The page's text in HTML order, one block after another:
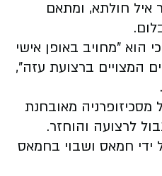
איל חולתא, ומתאם
הוא "מחויב באופן אישי
המצויים ברצועת עזה",
מאובחנת
לרצועה והוחזר.
חמאס ושבוי בחמאס